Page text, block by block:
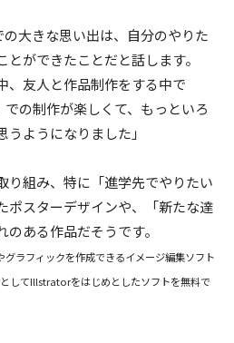
大きな思い出は、自分のやりた
ができたことだと話します。
、友人と作品制作をする中で
の制作が楽しくて、もっといろ
ようになりました」
り組み、特に「進学先でやりたい
ポスターデザインや、「新たな達
ある作品だそうです。
ラフィックを作成できるイメージ編集ソフト
してIllstratorをはじめとしたソフトを無料で